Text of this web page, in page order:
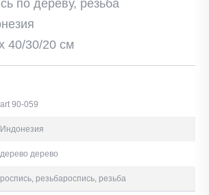
по дереву, резьба
40/30/20 см
art 90-059
Индонезия
дерево дерево
роспись, резьбароспись, резьба